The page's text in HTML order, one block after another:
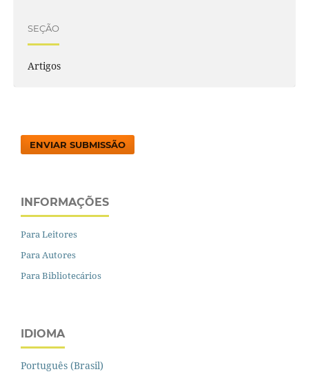
SEÇÃO
Artigos
ENVIAR SUBMISSÃO
INFORMAÇÕES
Para Leitores
Para Autores
Para Bibliotecários
IDIOMA
Português (Brasil)